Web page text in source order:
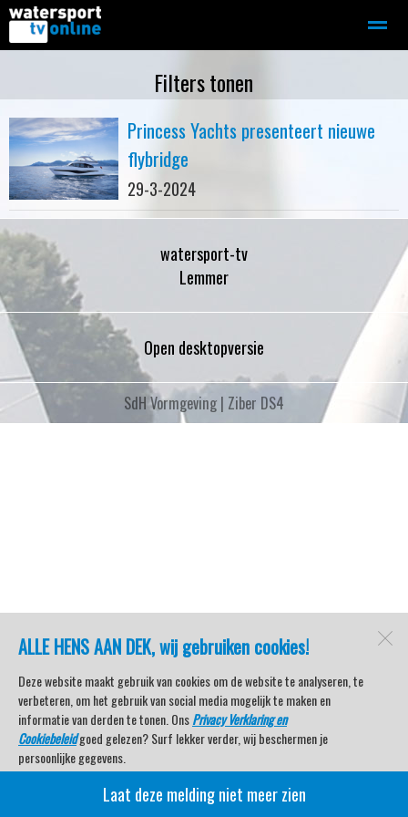
Motorboot-sloep Adverteren
Home
ALLE HENS AAN DEK, wij gebruiken cookies!
Deze website maakt gebruik van cookies om de website te analyseren, te
verbeteren, om het gebruik van social media mogelijk te maken en
informatie van derden te tonen. OnsPrivacy Verklaring en
Cookiebeleidgoed gelezen? Surf lekker verder, wij beschermen je
persoonlijke gegevens.
Veel kijkplezier met Watersport TV Beleving & Nieuws!
Laat deze melding niet meer zien
Filters tonen
Princess Yachts presenteert nieuwe
flybridge
29-3-2024
watersport-tv
Lemmer
Open desktopversie
SdH Vormgeving | Ziber DS4